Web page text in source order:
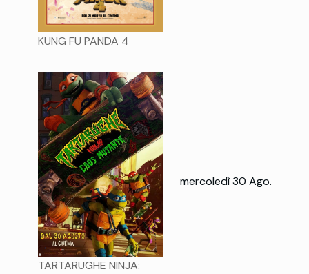
KUNG FU PANDA 4
TARTARUGHE NINJA:
mercoledì 30 Ago.